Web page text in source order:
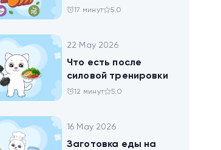
всё о пользе
17 минут 5.0
22 May 2026
Что есть после
силовой тренировки
12 минут 5.0
16 May 2026
Заготовка еды на